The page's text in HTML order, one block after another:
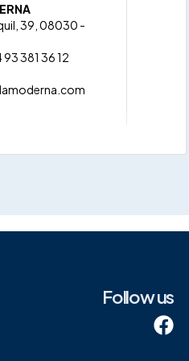
39, 08030 -
381 36 12
Follow us